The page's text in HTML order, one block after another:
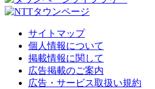
サイトマップ
個人情報について
掲載情報に関して
広告掲載のご案内
広告・サービス取扱い規約